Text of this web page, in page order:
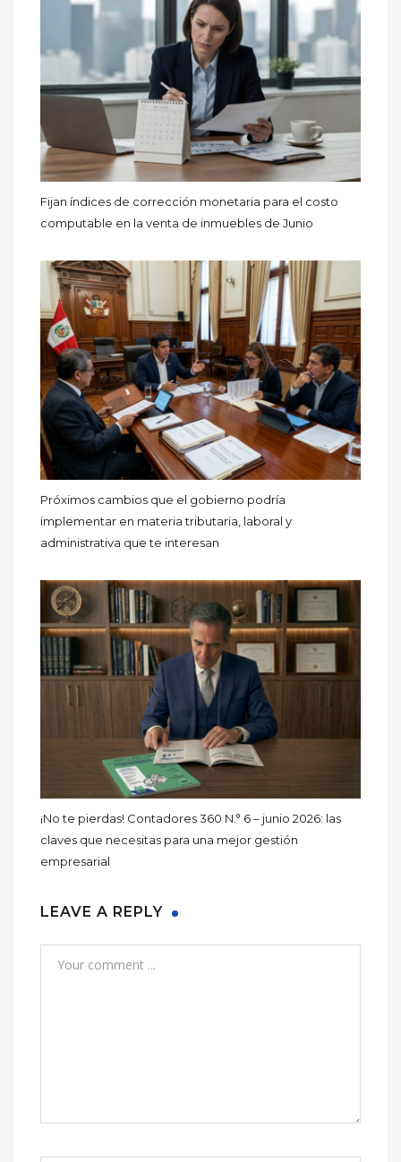
Fijan índices de corrección monetaria para el costo
computable en la venta de inmuebles de Junio
Próximos cambios que el gobierno podría
implementar en materia tributaria, laboral y
administrativa que te interesan
¡No te pierdas! Contadores 360 N.° 6 – junio 2026: las
claves que necesitas para una mejor gestión
empresarial
LEAVE A REPLY